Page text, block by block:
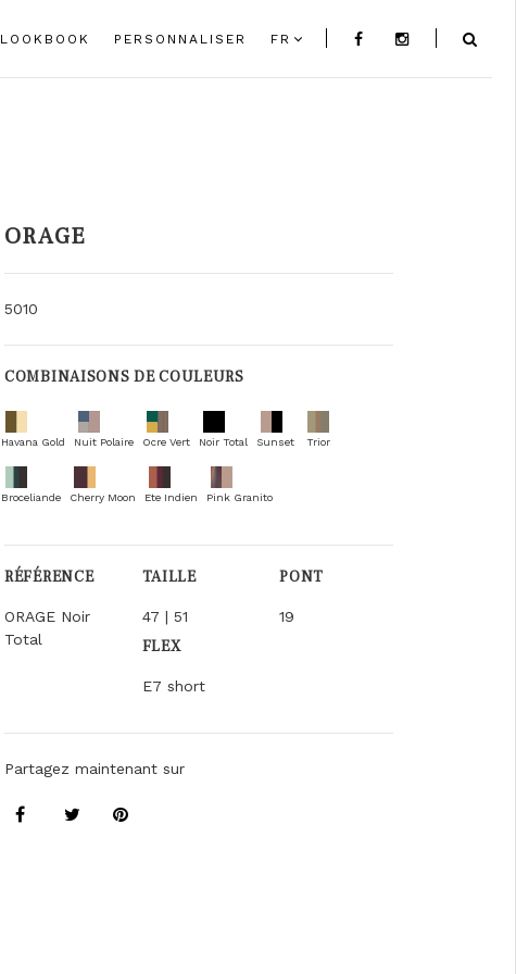
LOOKBOOK PERSONNALISER FR
ORAGE
5010
COMBINAISONS DE COULEURS
Havana Gold Nuit Polaire Ocre Vert Noir Total Sunset Trior
Broceliande Cherry Moon Ete Indien Pink Granito
RÉFÉRENCE
ORAGE Noir
Total
TAILLE
47 | 51
PONT
19
FLEX
E7 short
Partagez maintenant sur